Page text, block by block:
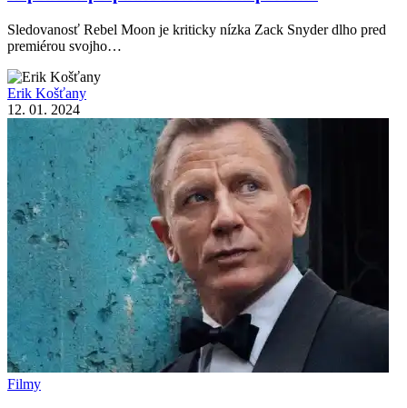
Sledovanosť Rebel Moon je kriticky nízka Zack Snyder dlho pred
premiérou svojho…
Erik Košťany
12. 01. 2024
Filmy